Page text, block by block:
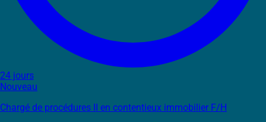
24 jours
Nouveau
Chargé de procédures II en contentieux immobilier F/H